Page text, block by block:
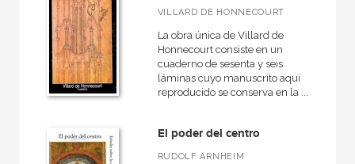
Catálogos PDF
VILLARD DE HONNECOURT
La obra única de Villard de
Honnecourt consiste en un
cuaderno de sesenta y seis
láminas cuyo manuscrito aquí
reproducido se conserva en la ...
El poder del centro
RUDOLF ARNHEIM